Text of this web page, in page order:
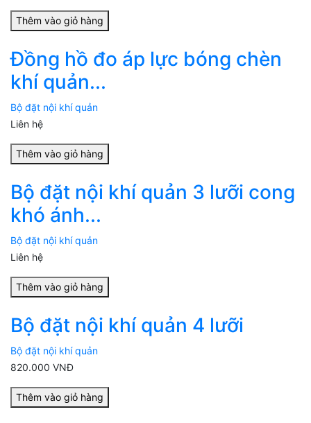
Thêm vào giỏ hàng
Đồng hồ đo áp lực bóng chèn
khí quản...
Bộ đặt nội khí quản
Liên hệ
Thêm vào giỏ hàng
Bộ đặt nội khí quản 3 lưỡi cong
khó ánh...
Bộ đặt nội khí quản
Liên hệ
Thêm vào giỏ hàng
Bộ đặt nội khí quản 4 lưỡi
Bộ đặt nội khí quản
820.000 VNĐ
Thêm vào giỏ hàng